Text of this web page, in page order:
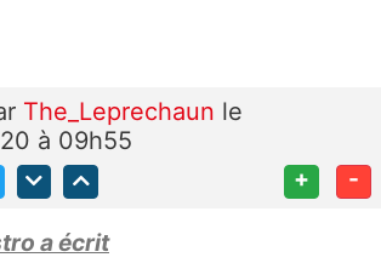
The_Leprechaun le
à 09h55
+ -
a écrit